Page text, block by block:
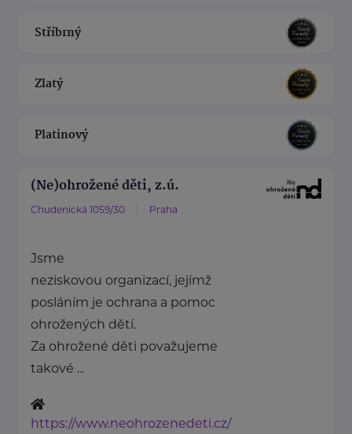
Stříbrný
Zlatý
Platinový
(Ne)ohrožené děti, z.ú.
Chudenická 1059/30 Praha
Jsme
neziskovou organizací, jejímž
posláním je ochrana a pomoc
ohrožených dětí.
Za ohrožené děti považujeme
takové ...
https://www.neohrozenedeti.cz/